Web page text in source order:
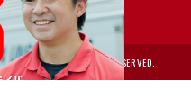
会社 ALL RIGHTS RESERVED.